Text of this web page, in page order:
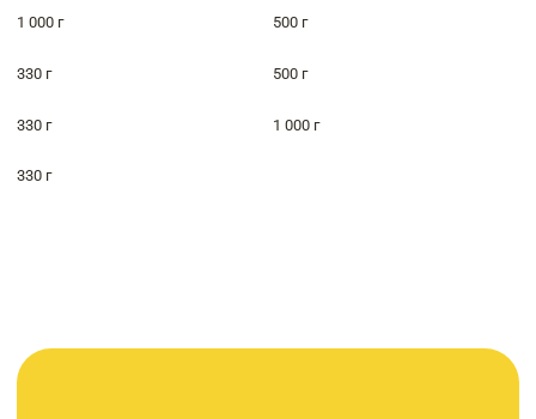
1 000 г 500 г
330 г 500 г
330 г 1 000 г
330 г